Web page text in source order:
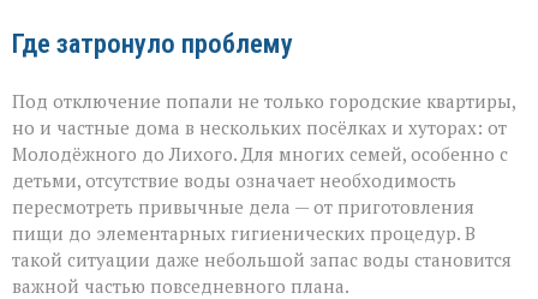
Где затронуло проблему
Под отключение попали не только городские квартиры,
но и частные дома в нескольких посёлках и хуторах: от
Молодёжного до Лихого. Для многих семей, особенно с
детьми, отсутствие воды означает необходимость
пересмотреть привычные дела — от приготовления
пищи до элементарных гигиенических процедур. В
такой ситуации даже небольшой запас воды становится
важной частью повседневного плана.